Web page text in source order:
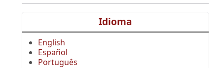
Idioma
English
Español
Português